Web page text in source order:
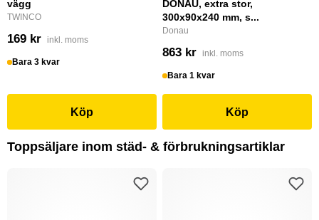
vägg
TWINCO
169 kr inkl. moms
Bara 3 kvar
Köp
DONAU, extra stor,
300x90x240 mm, s...
Donau
863 kr inkl. moms
Bara 1 kvar
Köp
Toppsäljare inom städ- & förbrukningsartiklar